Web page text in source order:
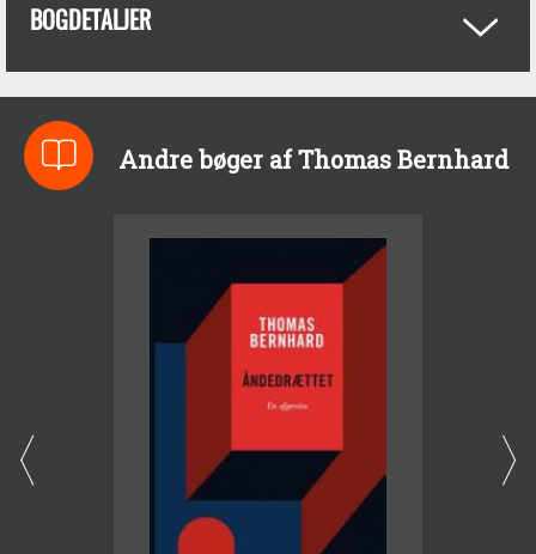
BOGDETALJER
Andre bøger af Thomas Bernhard